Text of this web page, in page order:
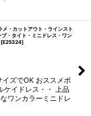
・カットアウト・ラインスト
・タイト・ミニドレス・ワン
[E25324]
ズでOK おススメポ
ケイドレス・・ 上品
ワンカラーミニドレ